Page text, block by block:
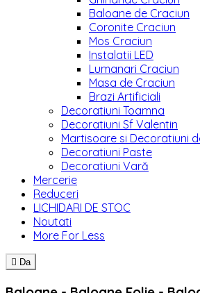
Baloane de Craciun
Coronite Craciun
Mos Craciun
Instalatii LED
Lumanari Craciun
Masa de Craciun
Brazi Artificiali
Decoratiuni Toamna
Decoratiuni Sf Valentin
Martisoare si Decoratiuni
Decoratiuni Paste
Decoratiuni Vară
Mercerie
Reduceri
LICHIDARI DE STOC
Noutati
More For Less
 Da